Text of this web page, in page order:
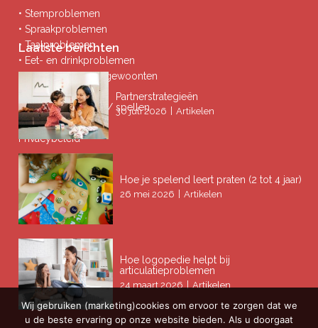
• Stemproblemen
• Spraakproblemen
• Taalproblemen
• Eet- en drinkproblemen
• Afwijkende mondgewoonten
• Ademproblemen
• Problemen lezen / spellen
Privacybeleid
Laatste berichten
Partnerstrategieën
30 juli 2026 Artikelen
Hoe je spelend leert praten (2 tot 4 jaar)
26 mei 2026 Artikelen
Hoe logopedie helpt bij
articulatieproblemen
24 maart 2026 Artikelen
Wij gebruiken (marketing)cookies om ervoor te zorgen dat we
u de beste ervaring op onze website bieden. Als u doorgaat